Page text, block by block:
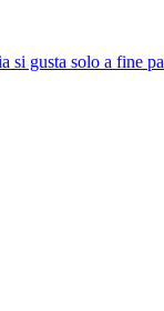
si gusta solo a fine pa